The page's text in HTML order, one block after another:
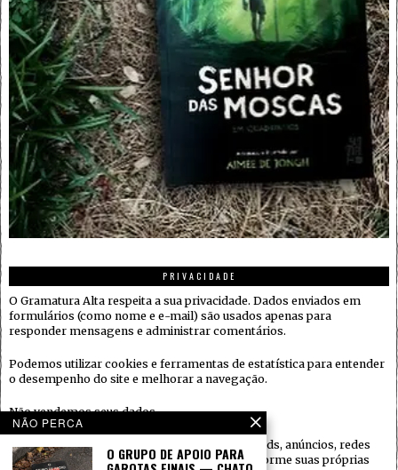
PRIVACIDADE
O Gramatura Alta respeita a sua privacidade. Dados enviados em
formulários (como nome e e-mail) são usados apenas para
responder mensagens e administrar comentários.
Podemos utilizar cookies e ferramentas de estatística para entender
o desempenho do site e melhorar a navegação.
Não vendemos seus dados.
Quando houver serviços de terceiros (ex.: embeds, anúncios, redes
sociais), eles podem coletar informações conforme suas próprias
NÃO PERCA
O GRUPO DE APOIO PARA